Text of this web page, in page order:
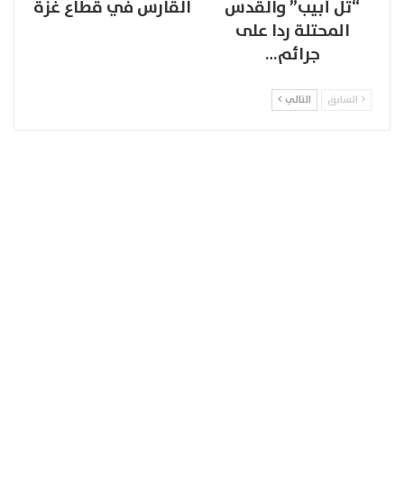
“تل أبيب” والقدس
المحتلة ردا على
جرائم…
القارس في قطاع غزة
السابق التالي